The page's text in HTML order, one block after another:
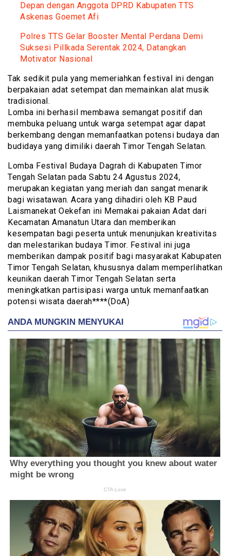
Depan dengan Anggota DPRD Kabupaten TTS
Askenas Goemet Afi
Polres TTS Gelar Booster Mental Perdana Demi
Suksesi Pillkada Serentak 2024, Datangkan
Motivator Nasional
Tak sedikit pula yang memeriahkan festival ini dengan
berpakaian adat setempat dan memainkan alat musik
tradisional.
Lomba ini berhasil membawa semangat positif dan
membuka peluang untuk warga setempat agar dapat
berkembang dengan memanfaatkan potensi budaya dan
budidaya yang dimiliki daerah Timor Tengah Selatan.
Lomba Festival Budaya Dagrah di Kabupaten Timor
Tengah Selatan pada Sabtu 24 Agustus 2024,
merupakan kegiatan yang meriah dan sangat menarik
bagi wisatawan. Acara yang dihadiri oleh KB Paud
Laismanekat Oekefan ini Memakai pakaian Adat dari
Kecamatan Amanatun Utara dan memberikan
kesempatan bagi peserta untuk menunjukan kreativitas
dan melestarikan budaya Timor. Festival ini juga
memberikan dampak positif bagi masyarakat Kabupaten
Timor Tengah Selatan, khususnya dalam memperlihatkan
keunikan daerah Timor Tengah Selatan serta
meningkatkan partisipasi warga untuk memanfaatkan
potensi wisata daerah****(DoA)